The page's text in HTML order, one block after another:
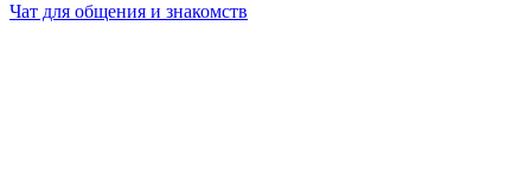
Чат для общения и знакомств